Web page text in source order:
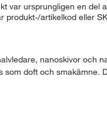
var ursprungligen en
produkt-/artikelkod eller
nanoskivor och
doft och